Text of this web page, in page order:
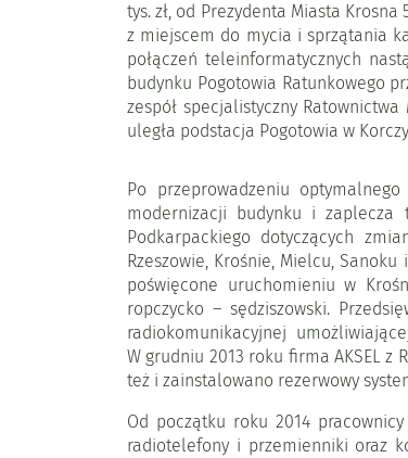
tys. zł, od Prezydenta Miasta
z miejscem do mycia i sprzątania
połączeń teleinformatycznych
budynku Pogotowia Ratunkowego
zespół specjalistyczny
uległa podstacja Pogotowia w
Po przeprowadzeniu
modernizacji budynku i zaplecza
Podkarpackiego dotyczących
Rzeszowie, Krośnie, Mielcu,
poświęcone uruchomieniu w
ropczycko – sędziszowski.
radiokomunikacyjnej umożliwiającej
W grudniu 2013 roku firma AKSEL z
też i zainstalowano rezerwowy
Od początku roku 2014
radiotelefony i przemienniki oraz